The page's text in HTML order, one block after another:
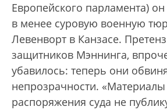
Европейского парламента)
в менее суровую военную
Левенворт в Канзасе.
защитников Мэннинга,
убавилось: теперь они
непрозрачности.
распоряжения суда не